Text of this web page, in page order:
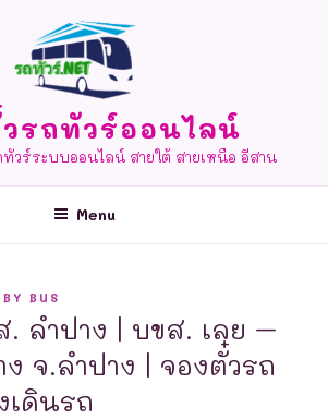
รถทัวร์ออนไลน์
วร์ระบบออนไลน์ สายใต้ สายเหนือ อีสาน
Menu
BY BUS
. ลำปาง | บขส. เลย –
จ.ลำปาง | จองตั๋วรถ
เดินรถ